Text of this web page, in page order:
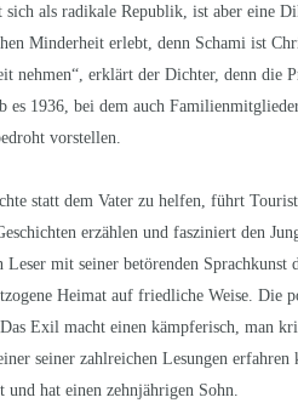
sich als radikale Republik, ist aber eine
Minderheit erlebt, denn Schami ist
nehmen“, erklärt der Dichter, denn die
1936, bei dem auch
vorstellen.
statt dem Vater zu helfen, führt
erzählen und fasziniert den
mit seiner betörenden Sprachkunst
Heimat auf friedliche Weise. Die
Exil macht einen kämpferisch, man
seiner zahlreichen Lesungen
hat einen zehnjährigen Sohn.